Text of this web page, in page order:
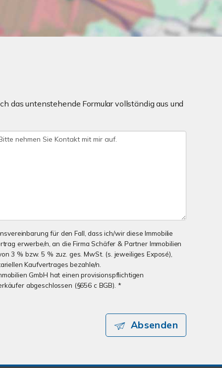
das untenstehende Formular vollständig aus und
für den Fall, dass ich/wir diese Immobilie
erwerbe/n, an die Firma Schäfer & Partner Immobilien
3 % bzw. 5 % zuz. ges. MwSt. (s. jeweiliges Exposé),
Kaufvertrages bezahle/n.
GmbH hat einen provisionspflichtigen
abgeschlossen (§656 c BGB). *
Absenden